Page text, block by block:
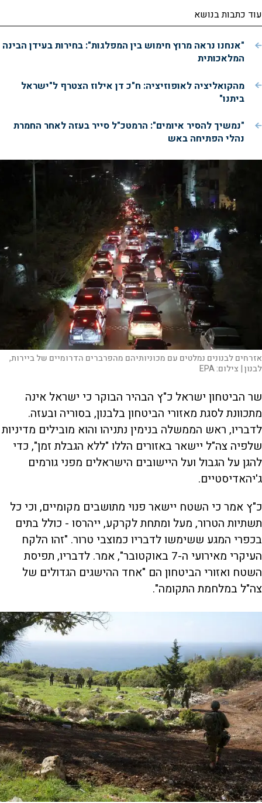
עוד כתבות בנושא
"אנחנו נראה מרוץ חימוש בין המפלגות": בחירות בעידן הבינה
המלאכותית
מהקואליציה לאופוזיציה: ח"כ דן אילוז הצטרף ל"ישראל
ביתנו"
"נמשיך להסיר איומים": הרמטכ"ל סייר בעזה לאחר החמרת
נהלי הפתיחה באש
אזרחים לבנונים נמלטים עם מכוניותיהם מהפרברים הדרומיים של ביירות,
לבנון | צילום:EPA
שר הביטחון ישראל כ"ץ הבהיר הבוקר כי ישראל אינה
מתכוונת לסגת מאזורי הביטחון בלבנון, בסוריה ובעזה.
לדבריו, ראש הממשלה בנימין נתניהו והוא מובילים מדיניות
שלפיה צה"ל יישאר באזורים הללו "ללא הגבלת זמן", כדי
להגן על הגבול ועל היישובים הישראלים מפני גורמים
ג'יהאדיסטיים.
כ"ץ אמר כי השטח יישאר פנוי מתושבים מקומיים, וכי כל
תשתיות הטרור, מעל ומתחת לקרקע, ייהרסו - כולל בתים
בכפרי המגע ששימשו לדבריו כמוצבי טרור. "זהו הלקח
העיקרי מאירועי ה-7 באוקטובר", אמר. לדבריו, תפיסת
השטח ואזורי הביטחון הם "אחד ההישגים הגדולים של
צה"ל במלחמת התקומה".